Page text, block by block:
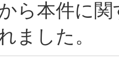
ら本件に
ました。